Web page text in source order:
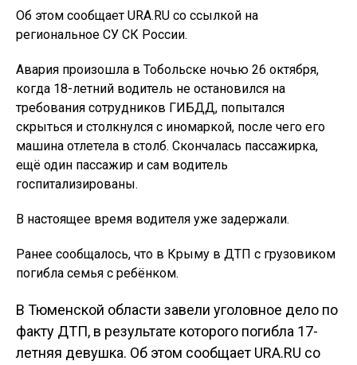
Об этом сообщает URA.RU со ссылкой на
региональное СУ СК России.
Авария произошла в Тобольске ночью 26 октября,
когда 18-летний водитель не остановился на
требования сотрудников ГИБДД, попытался
скрыться и столкнулся с иномаркой, после чего его
машина отлетела в столб. Скончалась пассажирка,
ещё один пассажир и сам водитель
госпитализированы.
В настоящее время водителя уже задержали.
Ранее сообщалось, что в Крыму в ДТП с грузовиком
погибла семья с ребёнком.
В Тюменской области завели уголовное дело по
факту ДТП, в результате которого погибла 17-
летняя девушка. Об этом сообщает URA.RU со